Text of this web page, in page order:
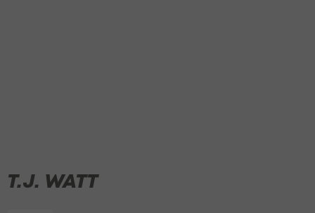
T.J. WATT